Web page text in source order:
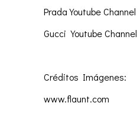
Prada Youtube Channel
Gucci Youtube Channel
Créditos Imágenes:
www.flaunt.com